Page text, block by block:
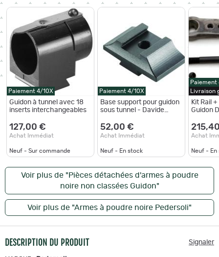
Paiement 4/10X
Guidon à tunnel avec 18
inserts interchangeables
127,00 €
Achat Immédiat
Neuf - Sur commande
Paiement 4/10X
Base support pour guidon
sous tunnel - Davide
52,00 €
Achat Immédiat
Neuf - En stock
Paiement
Livraison
Kit Rail
Guidon
Poudre
Achat
Neuf - En
Voir plus de "Pièces détachées d'armes à poudre
noire non classées Guidon"
Voir plus de "Armes à poudre noire Pedersoli"
DESCRIPTION DU PRODUIT Signaler